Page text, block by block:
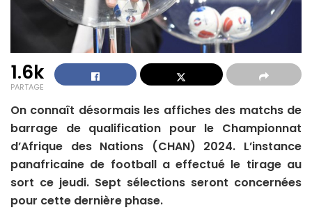
1.6k
PARTAGE
On connaît désormais les affiches des matchs de
barrage de qualification pour le Championnat
d’Afrique des Nations (CHAN) 2024. L’instance
panafricaine de football a effectué le tirage au
sort ce jeudi. Sept sélections seront concernées
pour cette dernière phase.